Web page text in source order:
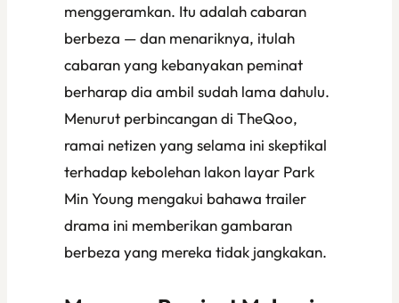
menggeramkan. Itu adalah cabaran
berbeza — dan menariknya, itulah
cabaran yang kebanyakan peminat
berharap dia ambil sudah lama dahulu.
Menurut perbincangan di TheQoo,
ramai netizen yang selama ini skeptikal
terhadap kebolehan lakon layar Park
Min Young mengakui bahawa trailer
drama ini memberikan gambaran
berbeza yang mereka tidak jangkakan.